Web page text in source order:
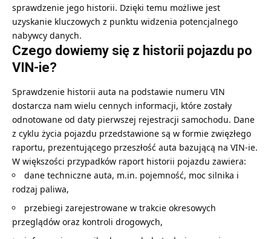
sprawdzenie jego historii. Dzięki temu możliwe jest
uzyskanie kluczowych z punktu widzenia potencjalnego
nabywcy danych.
Czego dowiemy się z historii pojazdu po
VIN-ie?
Sprawdzenie historii auta na podstawie numeru VIN
dostarcza nam wielu cennych informacji, które zostały
odnotowane od daty pierwszej rejestracji samochodu. Dane
z cyklu życia pojazdu przedstawione są w formie zwięzłego
raportu, prezentującego przeszłość auta bazującą na VIN-ie.
W większości przypadków raport historii pojazdu zawiera:
dane techniczne auta, m.in. pojemność, moc silnika i
rodzaj paliwa,
przebiegi zarejestrowane w trakcie okresowych
przeglądów oraz kontroli drogowych,